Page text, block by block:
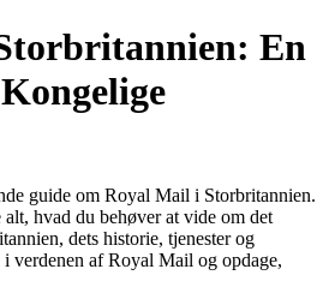
En
guide om Royal Mail i Storbritannien.
hvad du behøver at vide om det
dets historie, tjenester og
verdenen af Royal Mail og opdage,